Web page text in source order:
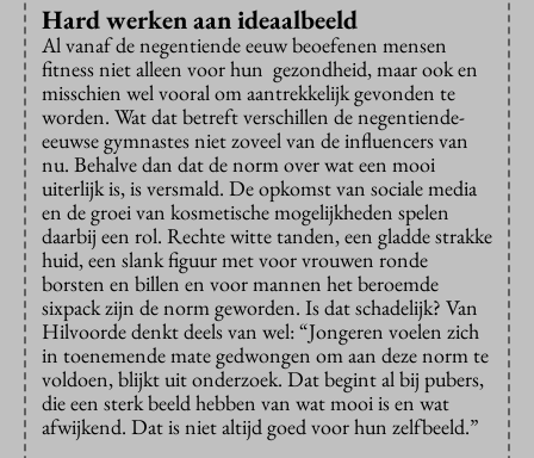
Hard werken aan ideaalbeeld
Al vanaf de negentiende eeuw beoefenen mensen
fitness niet alleen voor hun gezondheid, maar ook en
misschien wel vooral om aantrekkelijk gevonden te
worden. Wat dat betreft verschillen de negentiende-
eeuwse gymnastes niet zoveel van de influencers van
nu. Behalve dan dat de norm over wat een mooi
uiterlijk is, is versmald. De opkomst van sociale media
en de groei van kosmetische mogelijkheden spelen
daarbij een rol. Rechte witte tanden, een gladde strakke
huid, een slank figuur met voor vrouwen ronde
borsten en billen en voor mannen het beroemde
sixpack zijn de norm geworden. Is dat schadelijk? Van
Hilvoorde denkt deels van wel: “Jongeren voelen zich
in toenemende mate gedwongen om aan deze norm te
voldoen, blijkt uit onderzoek. Dat begint al bij pubers,
die een sterk beeld hebben van wat mooi is en wat
afwijkend. Dat is niet altijd goed voor hun zelfbeeld.”